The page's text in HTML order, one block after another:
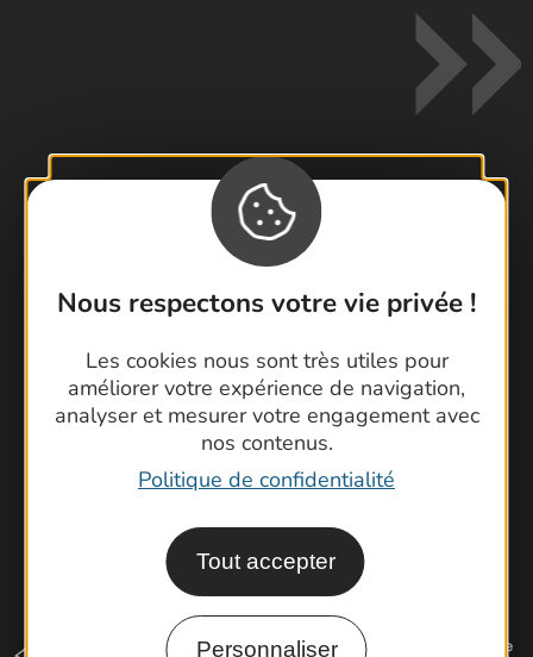
Nous respectons votre vie privée !
Les cookies nous sont très utiles pour
améliorer votre expérience de navigation,
analyser et mesurer votre engagement avec
nos contenus.
Politique de confidentialité
Tout accepter
Personnaliser
Contactez-nous !
Foire aux questions
Brochures
Latitude Gard